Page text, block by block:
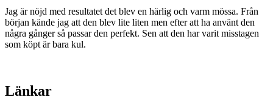
Jag är nöjd med resultatet det blev en härlig och varm mössa. Från
början kände jag att den blev lite liten men efter att ha använt den
några gånger så passar den perfekt. Sen att den har varit misstagen
som köpt är bara kul.
Länkar